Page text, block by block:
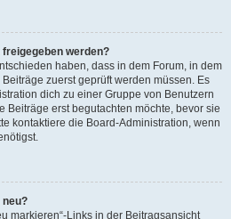
werden?
haben, dass in dem Forum, in dem
zuerst geprüft werden müssen. Es
dich zu einer Gruppe von Benutzern
Beiträge erst begutachten möchte, bevor sie
kontaktiere die Board-Administration, wenn
neu?
markieren“-Links in der Beitragsansicht